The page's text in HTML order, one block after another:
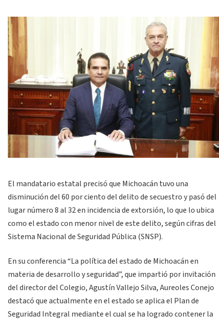
El mandatario estatal precisó que Michoacán tuvo una
disminución del 60 por ciento del delito de secuestro y pasó del
lugar número 8 al 32 en incidencia de extorsión, lo que lo ubica
como el estado con menor nivel de este delito, según cifras del
Sistema Nacional de Seguridad Pública (SNSP).
En su conferencia “La política del estado de Michoacán en
materia de desarrollo y seguridad”, que impartió por invitación
del director del Colegio, Agustín Vallejo Silva, Aureoles Conejo
destacó que actualmente en el estado se aplica el Plan de
Seguridad Integral mediante el cual se ha logrado contener la